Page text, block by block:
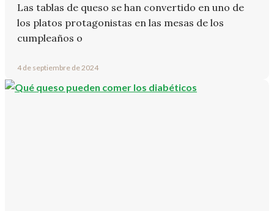
Las tablas de queso se han convertido en uno de
los platos protagonistas en las mesas de los
cumpleaños o
4 de septiembre de 2024